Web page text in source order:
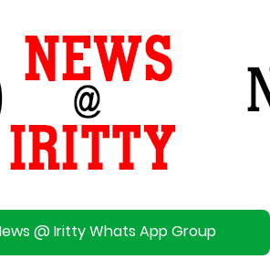
@ Iritty Whats App Group